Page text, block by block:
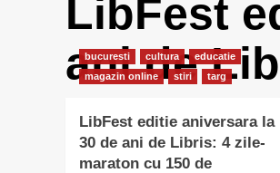
LibFest
ani de
bucuresti cultura
educatie
magazin online
stiri targ
LibFest editie aniversara la
30 de ani de Libris: 4 zile-
maraton cu 150 de